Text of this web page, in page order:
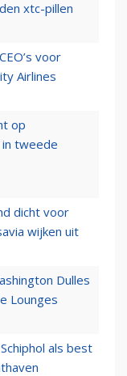
xtc-pillen
voor
Airlines
op
in tweede
dicht voor
wijken uit
Dulles
Lounges
als best